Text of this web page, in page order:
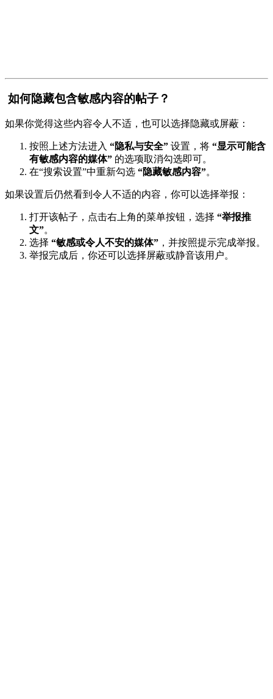
如何隐藏包含敏感内容的帖子？
如果你觉得这些内容令人不适，也可以选择隐藏或屏蔽：
按照上述方法进入 “隐私与安全” 设置，将 “显示可能含
有敏感内容的媒体” 的选项取消勾选即可。
在“搜索设置”中重新勾选 “隐藏敏感内容”。
如果设置后仍然看到令人不适的内容，你可以选择举报：
打开该帖子，点击右上角的菜单按钮，选择 “举报推
文”。
选择 “敏感或令人不安的媒体” ，并按照提示完成举报。
举报完成后，你还可以选择屏蔽或静音该用户。